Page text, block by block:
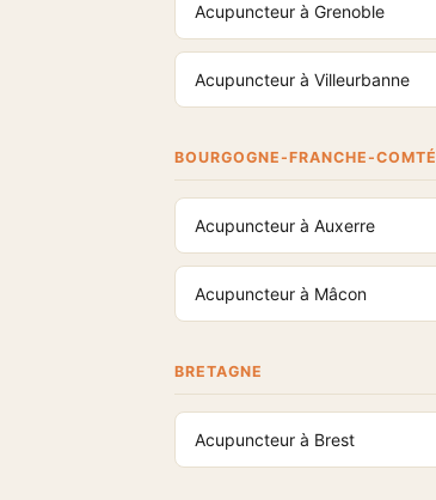
Acupuncteur à Grenoble
Acupuncteur à Villeurbanne
BOURGOGNE-FRANCHE-COMTÉ
Acupuncteur à Auxerre
Acupuncteur à Mâcon
BRETAGNE
Acupuncteur à Brest